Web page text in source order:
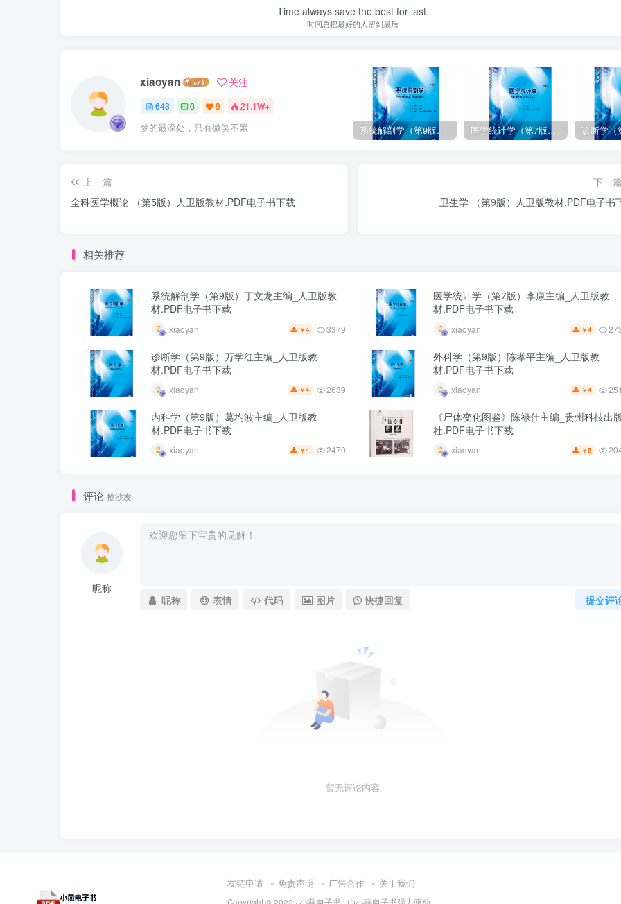
Time always save the best for last.
时间总把最好的人留到最后
xiaoyan 关注
643 0 9 21.1W+
梦的最深处，只有微笑不累 系统解剖学（第9版）丁文龙主编_人卫版教材.PDF电子书下载 医学统计学（第7版）李康主编_人卫版教材.PDF电子书下载
上一篇
全科医学概论 （第5版）人卫版教材.PDF电子书下载
下一
卫生学 （第9版）人卫版教材.PDF电子书
相关推荐
系统解剖学（第9版）丁文龙主编_人卫版教
材.PDF电子书下载
xiaoyan ￥4 3379
医学统计学（第7版）李康主编_人卫版教
材.PDF电子书下载
xiaoyan ￥4
诊断学（第9版）万学红主编_人卫版教
材.PDF电子书下载
xiaoyan ￥4 2639
外科学（第9版）陈孝平主编_人卫版教
材.PDF电子书下载
xiaoyan ￥4
内科学（第9版）葛均波主编_人卫版教
材.PDF电子书下载
xiaoyan ￥4 2470
《尸体变化图鉴》陈禄仕主编_贵州科技出
社.PDF电子书下载
xiaoyan ￥5
评论 抢沙发
昵称
提交评
昵称 表情 代码 图片 快捷回复
暂无评论内容
友链申请 免责声明 广告合作 关于我们